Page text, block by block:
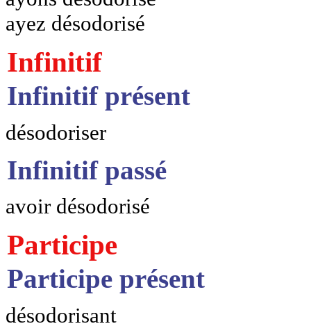
ayez désodorisé
Infinitif
Infinitif présent
désodoriser
Infinitif passé
avoir désodorisé
Participe
Participe présent
désodorisant